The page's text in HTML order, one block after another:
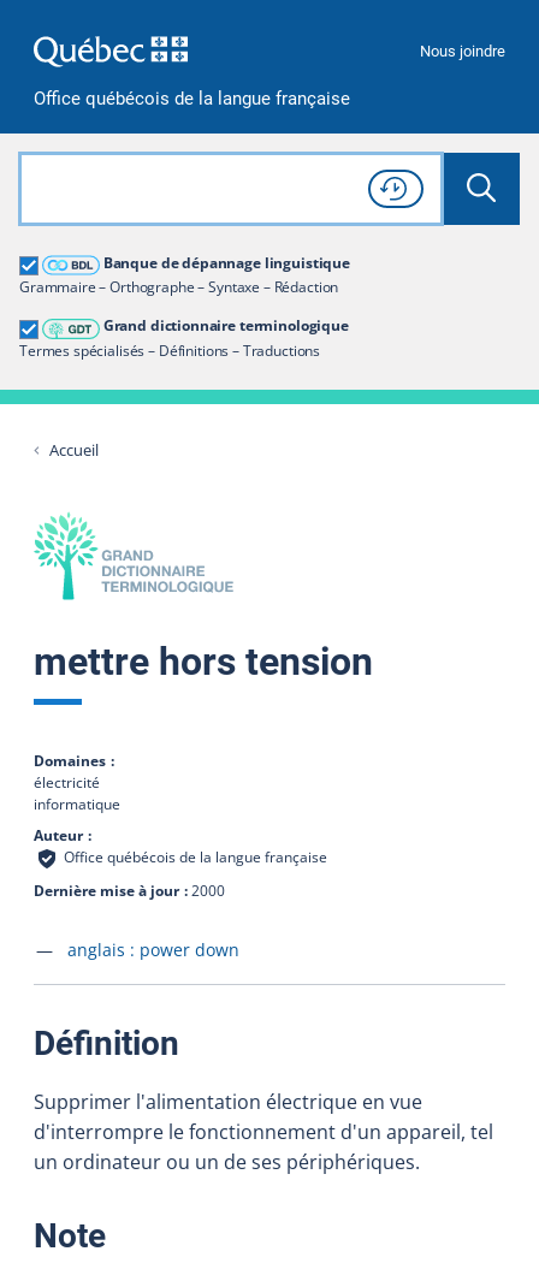
Office québécois de la langue française
Nous joindre
Rechercher dans tout le site
Lancer
Consulter l'
Historique
de recherche
Banque de dépannage linguistique
Grammaire – Orthographe – Syntaxe – Rédaction
Grand dictionnaire terminologique
Termes spécialisés – Définitions – Traductions
Grand dictionnaire terminologique
Restreindre aux termes
Accueil
mettre hors tension
Domaines
électricité
informatique
Auteur
Office québécois de la langue française
Dernière mise à jour 2000
Accéder à la fiche en
anglais : power down
Définition
Supprimer l'alimentation électrique en vue
d'interrompre le fonctionnement d'un appareil, tel
un ordinateur ou un de ses périphériques.
Note: